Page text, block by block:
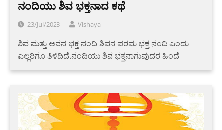
ನಂದಿಯು ಶಿವ ಭಕ್ತನಾದ ಕಥೆ
23/Jul/2023 Vishaya
ಶಿವ ಮತ್ತು ಅವನ ಭಕ್ತ ನಂದಿ ಶಿವನ ಪರಮ ಭಕ್ತ ನಂದಿ ಎಂದು
ಎಲ್ಲರಿಗೂ ತಿಳಿದಿದೆ.ನಂದಿಯು ಶಿವ ಭಕ್ತನಾಗುವುದರ ಹಿಂದೆ